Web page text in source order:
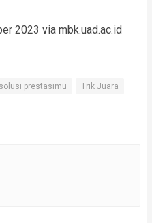
2023 via mbk.uad.ac.id
solusi prestasimu Trik Juara